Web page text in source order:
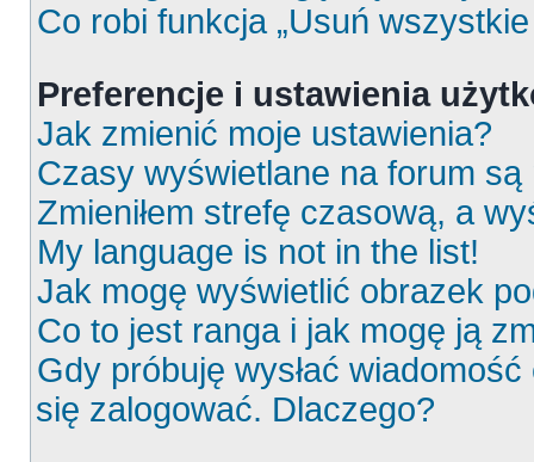
Co robi funkcja „Usuń
Preferencje i ustawienia
Jak zmienić moje ustawienia?
Czasy wyświetlane na forum są
Zmieniłem strefę czasową, a
My language is not in the list!
Jak mogę wyświetlić obrazek
Co to jest ranga i jak mogę ją
Gdy próbuję wysłać
się zalogować. Dlaczego?